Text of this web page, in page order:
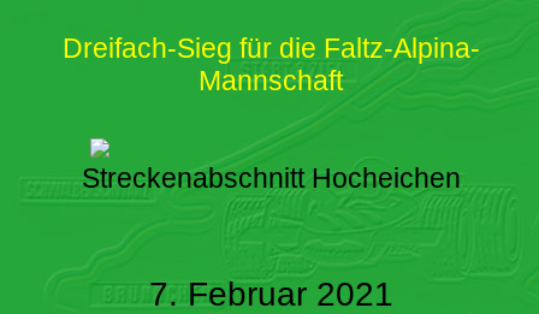
Dreifach-Sieg für die Faltz-Alpina-
Mannschaft
Streckenabschnitt Hocheichen
7. Februar 2021